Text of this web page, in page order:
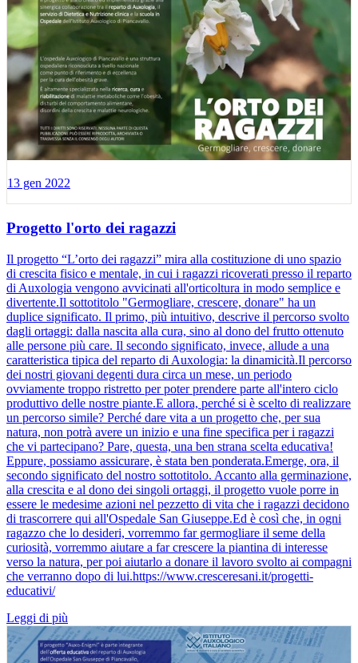
13 gen 2022
Progetto l'orto dei ragazzi
Il progetto “L’orto dei ragazzi” mira alla costituzione di uno spazio
di crescita fisico e mentale, in cui i ragazzi ricoverati presso il reparto
di Auxologia vengono avvicinati all'orticoltura in modo semplice e
divertente.Il sottotitolo "Germogliare, crescere, donare" ha un
duplice significato. Il primo, più intuitivo, descrive il percorso svolto
dagli ortaggi: dalla nascita alla cura, sino al dono del frutto ottenuto
alle persone più care. Il secondo significato, invece, allude a una
caratteristica tipica del reparto di Auxologia: la dinamicità.Il percorso
dei nostri giovani degenti dura circa un mese, un periodo
ovviamente troppo ristretto per poter prendere parte all'intero ciclo
produttivo delle nostre piante.E allora, perché si è scelto di realizzare
un percorso simile? Perché dare vita a un progetto che, per sua
natura, non potrà avere un inizio e una fine specifica per i ragazzi
che vi partecipano? Pare, questa, una ben strana scelta educativa!
Eppure, possiamo assicurare, è stata ben ponderata.Emerge, ora, il
secondo significato del nostro sottotitolo. Accanto alla germinazione,
alla crescita e al dono dei singoli ortaggi, il progetto vuole porre in
essere le medesime azioni nel pezzetto di vita che i ragazzi decidono
di trascorrere qui all'Ospedale San Giuseppe.Ed è così che, in ogni
ragazzo che lo desideri, vorremmo far germogliare il seme della
curiosità, vorremmo aiutare a far crescere la piantina di interesse
verso la natura, per poi aiutarlo a donare il lavoro svolto ai compagni
che verranno dopo di lui.https://www.cresceresani.it/progetti-
educativi/
Leggi di più